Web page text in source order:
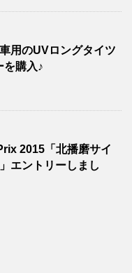
用のUVロングタイツ
を購入♪
2015「北播磨サイ
エントリーしまし